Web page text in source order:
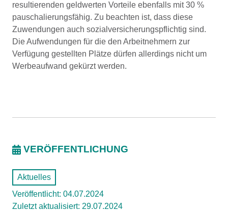
resultierenden geldwerten Vorteile ebenfalls mit 30 %
pauschalierungsfähig. Zu beachten ist, dass diese
Zuwendungen auch sozialversicherungspflichtig sind.
Die Aufwendungen für die den Arbeitnehmern zur
Verfügung gestellten Plätze dürfen allerdings nicht um
Werbeaufwand gekürzt werden.
VERÖFFENTLICHUNG
Aktuelles
Veröffentlicht: 04.07.2024
Zuletzt aktualisiert: 29.07.2024